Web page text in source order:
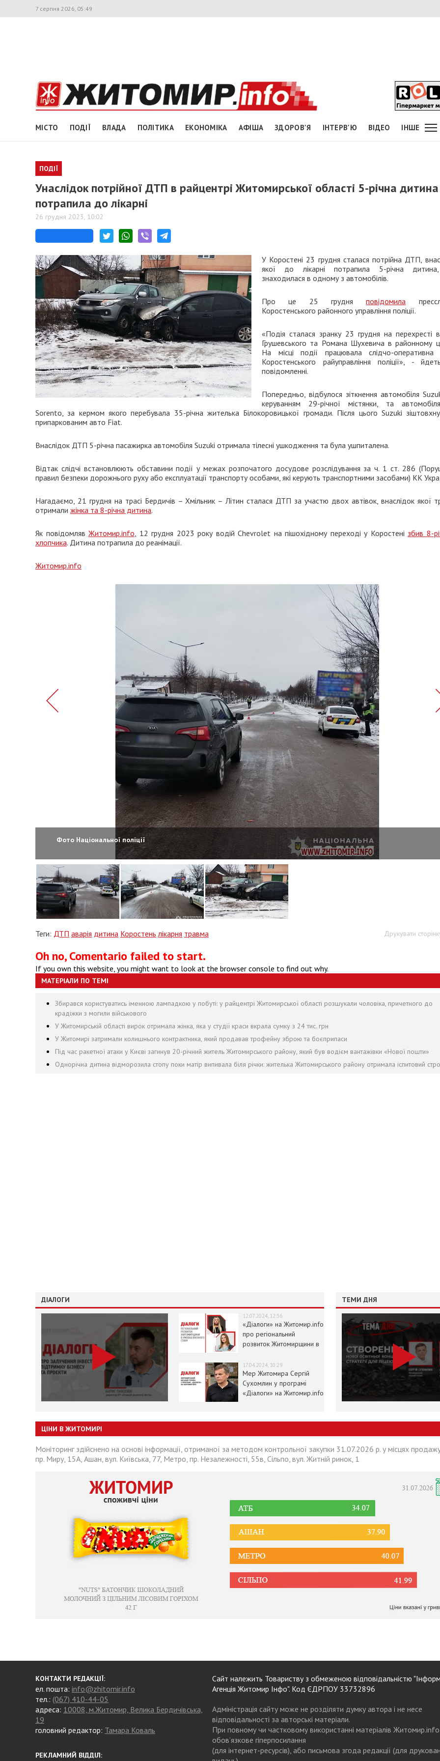
7 серпня 2026, 05:49
МІСТО ПОДІЇ ВЛАДА ПОЛІТИКА ЕКОНОМІКА АФІША ЗДОРОВ'Я ІНТЕРВ'Ю ВІДЕО ІНШЕ
ПОДІЇ
Унаслідок потрійної ДТП в райцентрі Житомирської області 5-річна дитина
потрапила до лікарні
26 грудня 2023, 10:02
У Коростені 23 грудня сталася потрійна ДТП,
якої до лікарні потрапила 5-річна
знаходилася в одному з автомобілів.
Про це 25 грудняповідомила
Коростенського районного управління поліції.
«Подія сталася зранку 23 грудня на перехресті
Грушевського та Романа Шухевича в районному
На місці події працювала слідчо-оперативна
Коростенського райуправління поліції», -
повідомленні.
Попередньо, відбулося зіткнення автомобіля
керуванням 29-річної містянки, та
Sorento, за кермом якого перебувала 35-річна жителька Білокоровицької громади. Після цього Suzuki
припаркованим авто Fiat.
Внаслідок ДТП 5-річна пасажирка автомобіля Suzuki отримала тілесні ушкодження та була ушпиталена.
Відтак слідчі встановлюють обставини події у межах розпочатого досудове розслідування за ч. 1 ст. 286
правил безпеки дорожнього руху або експлуатації транспорту особами, які керують транспортними засобами) КК
Нагадаємо, 21 грудня на трасі Бердичів – Хмільник – Літин сталася ДТП за участю двох автівок, внаслідок якої
отримали жінка та 8-річна дитина.
Як повідомлявЖитомир.info, 12 грудня 2023 року водій Chevrolet на пішохідному переході у Коростені збив 8-
хлопчика. Дитина потрапила до реанімації.
Житомир.info
Фото Національної поліції
Друкувати
Теги: ДТП аварія дитина Коростень лікарня травма
Oh no, Comentario failed to start.
If you own this website, you might want to look at the browser console to find out why.
МАТЕРІАЛИ ПО ТЕМІ
Збирався користуватись іменною лампадкою у побуті: у райцентрі Житомирської області розшукали чоловіка, причетного до
крадіжки з могили військового
У Житомирській області вирок отримала жінка, яка у студії краси вкрала сумку з 24 тис. грн
У Житомирі затримали колишнього контрактника, який продавав трофейну зброю та боєприпаси
Під час ракетної атаки у Києві загинув 20-річний житель Житомирського району, який був водієм вантажівки «Нової пошти»
Однорічна дитина відморозила стопу поки матір випивала біля річки: жителька Житомирського району отримала іспитовий
ДІАЛОГИ
12.07.2024, 12:36
«Діалоги» на Житомир.info
про регіональний
розвиток Житомирщини в
17.04.2024, 10:29
Мер Житомира Сергій
Сухомлин у програмі
«Діалоги» на Житомир.info
ТЕМИ ДНЯ
ЦІНИ В ЖИТОМИРІ
Моніторинг здійснено на основі інформації, отриманої за методом контрольної закупки 31.07.2026 р. у місцях
пр. Миру, 15А, Ашан, вул. Київська, 77, Метро, пр. Незалежності, 55в, Сільпо, вул. Житній ринок, 1
КОНТАКТИ РЕДАКЦІЇ:
ел. пошта: info@zhitomir.info
тел.: (067) 410-44-05
адреса: 10008, м.Житомир, Велика Бердичівська,
19
головний редактор: Тамара Коваль
РЕКЛАМНИЙ ВІДДІЛ:
Сайт належить Товариству з обмеженою відповідальністю
Агенція Житомир Інфо". Код ЄДРПОУ 33732896
Адміністрація сайту може не розділяти думку автора і не несе
відповідальності за авторські матеріали.
При повному чи частковому використанні матеріалів Житомир.info
обов’язкове гіперпосилання
(для інтернет-ресурсів), або письмова згода редакції (для